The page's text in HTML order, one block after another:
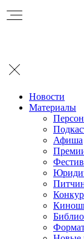
Новости
Материалы
Афиша